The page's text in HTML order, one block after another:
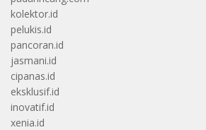
kolektor.id
pelukis.id
pancoran.id
jasmani.id
cipanas.id
eksklusif.id
inovatif.id
xenia.id